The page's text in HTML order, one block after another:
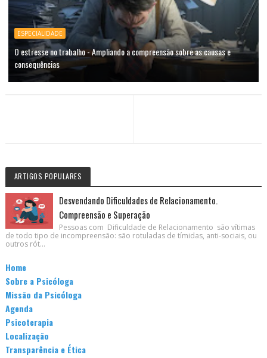
ESPECIALIDADE
O estresse no trabalho - Ampliando a compreensão sobre as causas e
consequências
ARTIGOS POPULARES
Desvendando Dificuldades de Relacionamento.
Compreensão e Superação
Pessoas com Dificuldade de Relacionamento são vítimas
de todo tipo de incompreensão: são rotuladas de tímidas, anti-sociais, ou
outros rót...
Home
Sobre a Psicóloga
Missão da Psicóloga
Agenda
Psicoterapia
Localização
Transparência e Ética